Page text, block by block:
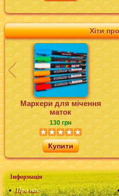
Хіти
Маркери для мічення
маток
130 грн
Купити
Інформація
Про нас